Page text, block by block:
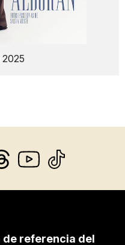
2025
de referencia del